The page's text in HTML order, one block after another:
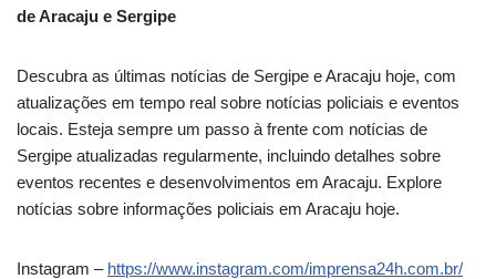
de Aracaju e Sergipe
Descubra as últimas notícias de Sergipe e Aracaju hoje, com
atualizações em tempo real sobre notícias policiais e eventos
locais. Esteja sempre um passo à frente com notícias de
Sergipe atualizadas regularmente, incluindo detalhes sobre
eventos recentes e desenvolvimentos em Aracaju. Explore
notícias sobre informações policiais em Aracaju hoje.
Instagram – https://www.instagram.com/imprensa24h.com.br/